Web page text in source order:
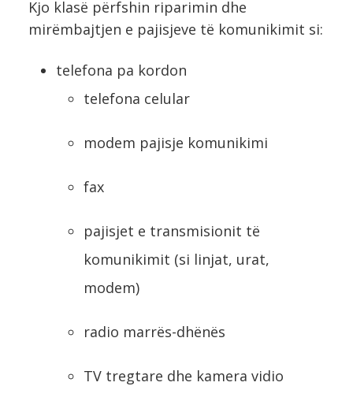
Kjo klasë përfshin riparimin dhe
mirëmbajtjen e pajisjeve të komunikimit si:
telefona pa kordon
telefona celular
modem pajisje komunikimi
fax
pajisjet e transmisionit të
komunikimit (si linjat, urat,
modem)
radio marrës-dhënës
TV tregtare dhe kamera vidio